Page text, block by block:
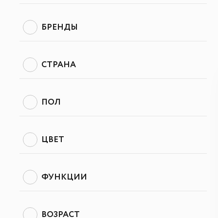
БРЕНДЫ
СТРАНА
ПОЛ
ЦВЕТ
ФУНКЦИИ
ВОЗРАСТ